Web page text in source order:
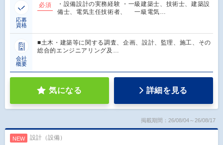
応募
資格
必須
・設備設計の実務経験 ・一級建築士、技術士、建築設
備士、電気主任技術者、 一級電気…
会社
概要
■土木・建築等に関する調査、企画、設計、監理、施工、その
総合的エンジニアリング及…
気になる 詳細を見る
掲載期間：26/08/04～26/08/17
NEW 設計（設備）